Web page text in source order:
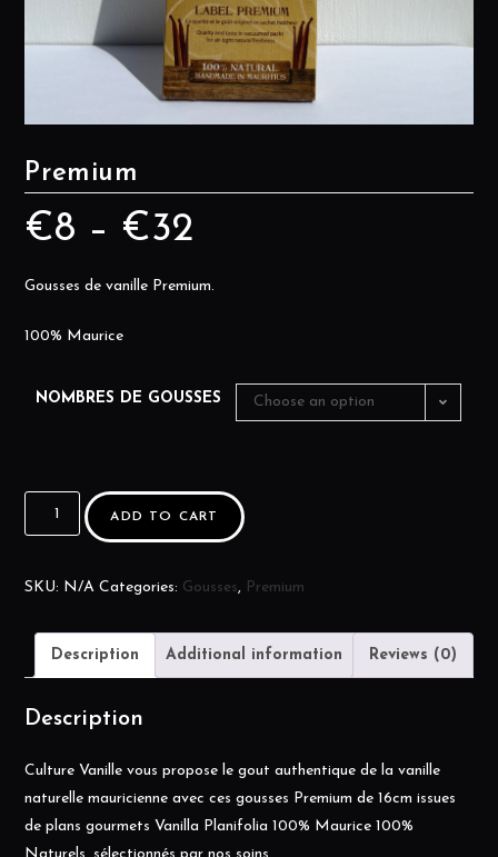
Premium
€8 – €32
Gousses de vanille Premium.
100% Maurice
NOMBRES DE GOUSSES Choose an option
ADD TO CART
SKU: N/A Categories: Gousses, Premium
Description Additional information Reviews (0)
Description
Culture Vanille vous propose le gout authentique de la vanille
naturelle mauricienne avec ces gousses Premium de 16cm issues
de plans gourmets Vanilla Planifolia 100% Maurice 100%